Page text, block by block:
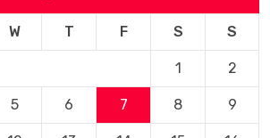
W T F S S
1 2
5 6 7 8 9